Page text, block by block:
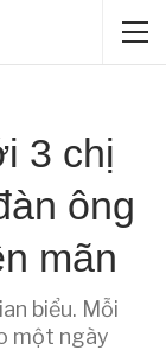
3 chị
ông
mãn
biểu. Mỗi
một ngày